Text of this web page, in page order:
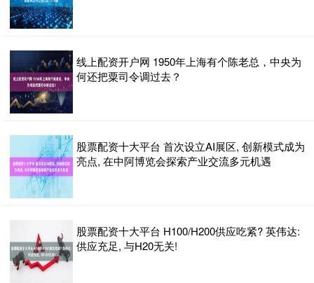
线上配资开户网 1950年上海有个陈老总，中央为
何还把粟司令调过去？
股票配资十大平台 首次设立AI展区, 创新模式成为
亮点, 在中阿博览会探索产业交流多元机遇
股票配资十大平台 H100/H200供应吃紧? 英伟达:
供应充足, 与H20无关!